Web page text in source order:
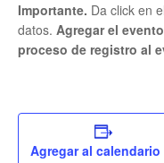
Importante. Da click en
datos. Agregar el
proceso de registro al
Agregar al calendario